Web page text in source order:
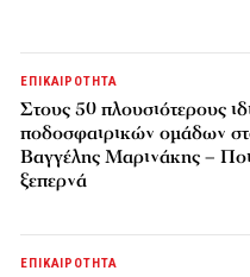
ΕΠΙΚΑΙΡΟΤΗΤΑ
Στους 50 πλουσιότερους
ποδοσφαιρικών ομάδων
Βαγγέλης Μαρινάκης –
ξεπερνά
ΕΠΙΚΑΙΡΟΤΗΤΑ